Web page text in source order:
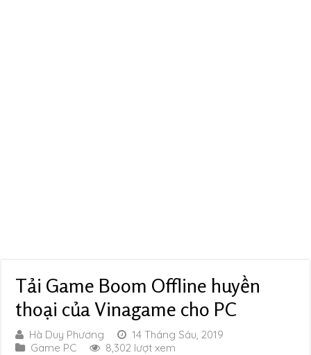
Tải Game Boom Offline huyền
thoại của Vinagame cho PC
Hà Duy Phương
14 Tháng Sáu, 2019
Game PC
8,302 lượt xem